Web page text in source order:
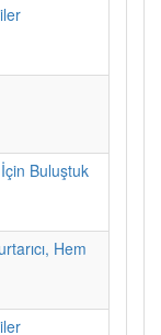
Buluştuk
Hem